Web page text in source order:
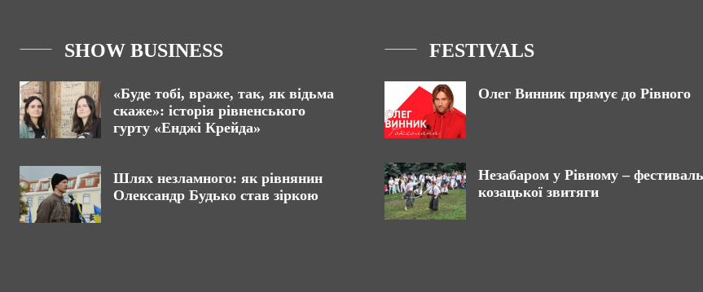
SHOW BUSINESS
«Буде тобі, враже, так, як відьма
скаже»: історія рівненського
гурту «Енджі Крейда»
Шлях незламного: як рівнянин
Олександр Будько став зіркою
FESTIVALS
Олег Винник прямує до Рівного
Незабаром у Рівному – фестиваль
козацької звитяги